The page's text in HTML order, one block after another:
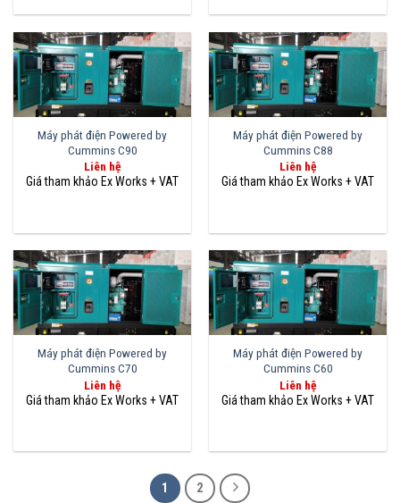
Máy phát điện Powered by
Cummins C90
Liên hệ
Máy phát điện Powered by
Cummins C88
Liên hệ
Máy phát điện Powered by
Cummins C70
Liên hệ
Máy phát điện Powered by
Cummins C60
Liên hệ
1 2